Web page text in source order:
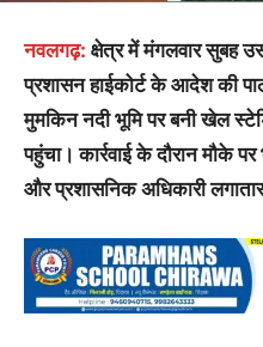
नवलगढ़: क्षेत्र में मंगलवार सुबह
प्रशासन हाईकोर्ट के आदेश की
मुमकिन नदी भूमि पर बनी खेल
पहुंचा। कार्रवाई के दौरान मौके
और प्रशासनिक अधिकारी